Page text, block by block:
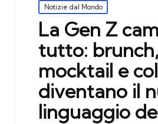
Posted
in
Notizie dal Mondo
La Gen Z
tutto: brunch,
mocktail e
diventano il
linguaggio